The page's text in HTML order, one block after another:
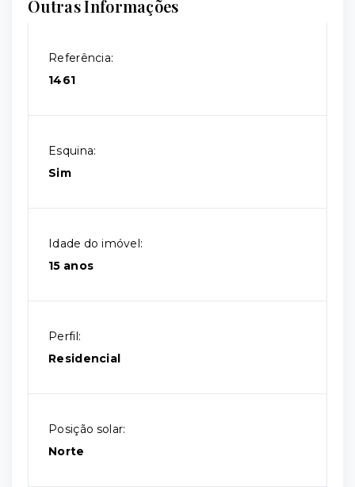
Outras Informações
Referência:
1461
Esquina:
Sim
Idade do imóvel:
15 anos
Perfil:
Residencial
Posição solar:
Norte